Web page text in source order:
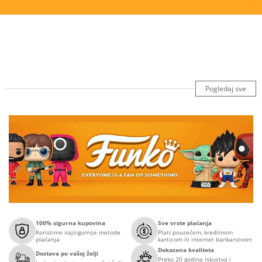
Pogledaj sve
100% sigurna kupovina
Koristimo najsigurnije metode
plaćanja
Sve vrste plaćanja
Plati pouzećem, kreditnom
karticom ili internet bankarstvom
Dostava po vašoj želji
Dokazana kvaliteta
Preko 20 godina iskustva i